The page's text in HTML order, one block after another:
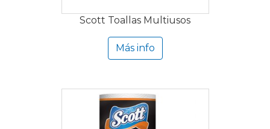
Scott Toallas Multiusos
Más info